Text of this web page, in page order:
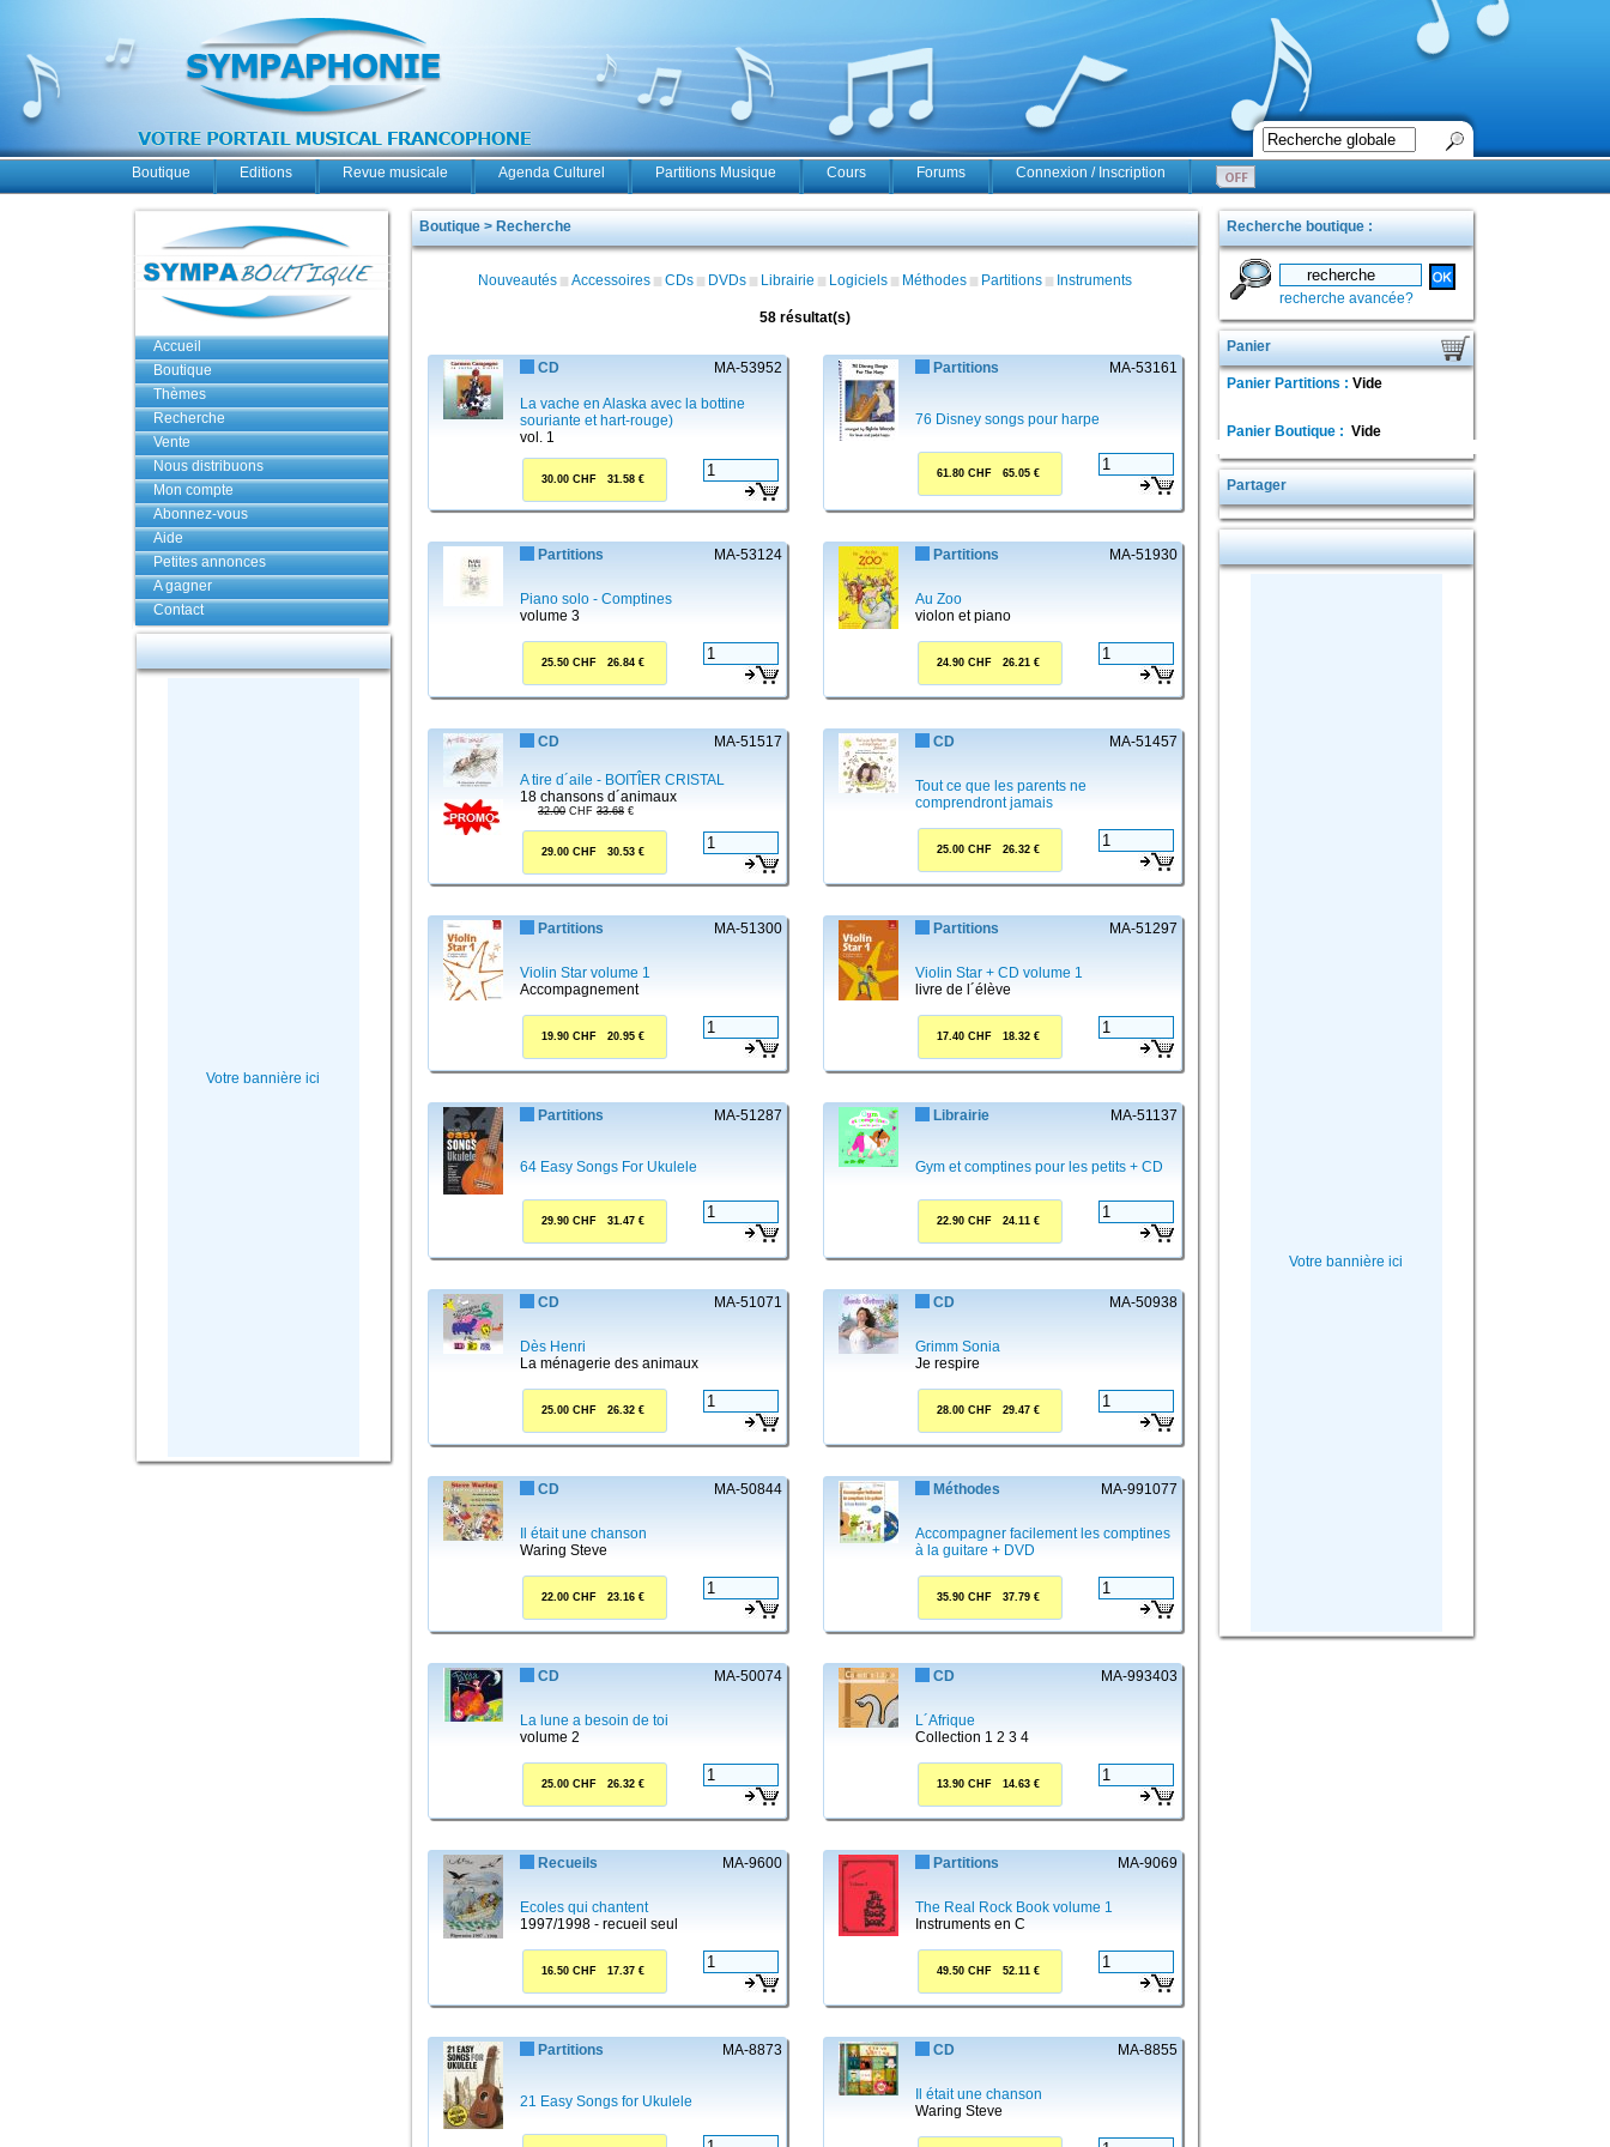
Boutique Editions Revue musicale Agenda Culturel Partitions Musique Cours Forums Connexion / Inscription
Accueil
Boutique
Thèmes
Recherche
Vente
Nous distribuons
Mon compte
Abonnez-vous
Aide
Petites annonces
A gagner
Contact
Votre bannière ici
Boutique > Recherche
Nouveautés Accessoires CDs DVDs Librairie Logiciels Méthodes Partitions Instruments
58 résultat(s)
CD MA-53952
La vache en Alaska avec la bottine
souriante et hart-rouge)
vol. 1
30.00 CHF 31.58 €
Partitions MA-53161
76 Disney songs pour harpe
61.80 CHF 65.05 €
Partitions MA-53124
Piano solo - Comptines
volume 3
25.50 CHF 26.84 €
Partitions MA-51930
Au Zoo
violon et piano
24.90 CHF 26.21 €
CD MA-51517
A tire d´aile - BOITÎER CRISTAL
18 chansons d´animaux
32.00 CHF 33.68 €
29.00 CHF 30.53 €
CD MA-51457
Tout ce que les parents ne
comprendront jamais
25.00 CHF 26.32 €
Partitions MA-51300
Violin Star volume 1
Accompagnement
19.90 CHF 20.95 €
Partitions MA-51297
Violin Star + CD volume 1
livre de l´élève
17.40 CHF 18.32 €
Partitions MA-51287
64 Easy Songs For Ukulele
29.90 CHF 31.47 €
Librairie MA-51137
Gym et comptines pour les petits + CD
22.90 CHF 24.11 €
CD MA-51071
Dès Henri
La ménagerie des animaux
25.00 CHF 26.32 €
CD MA-50938
Grimm Sonia
Je respire
28.00 CHF 29.47 €
CD MA-50844
Il était une chanson
Waring Steve
22.00 CHF 23.16 €
Méthodes MA-991077
Accompagner facilement les comptines
à la guitare + DVD
35.90 CHF 37.79 €
CD MA-50074
La lune a besoin de toi
volume 2
25.00 CHF 26.32 €
CD MA-993403
L´Afrique
Collection 1 2 3 4
13.90 CHF 14.63 €
Recueils MA-9600
Ecoles qui chantent
1997/1998 - recueil seul
16.50 CHF 17.37 €
Partitions MA-9069
The Real Rock Book volume 1
Instruments en C
49.50 CHF 52.11 €
Partitions MA-8873
21 Easy Songs for Ukulele
CD MA-8855
Il était une chanson
Waring Steve
Recherche boutique :
recherche avancée?
Panier
Panier Partitions : Vide
Panier Boutique : Vide
Partager
Votre bannière ici